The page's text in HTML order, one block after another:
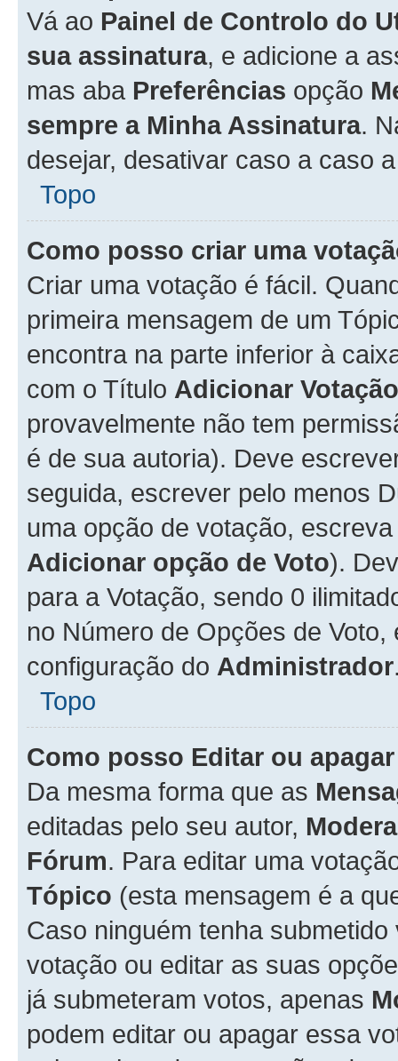
Vá ao Painel de Controlo do
sua assinatura, e adicione a
mas aba Preferências opção
sempre a Minha Assinatura.
desejar, desativar caso a caso
Topo
Como posso criar uma
Criar uma votação é fácil.
primeira mensagem de um
encontra na parte inferior à
com o Título Adicionar Votação
provavelmente não tem
é de sua autoria). Deve
seguida, escrever pelo menos
uma opção de votação,
Adicionar opção de Voto).
para a Votação, sendo 0
no Número de Opções de
configuração do Administrador
Topo
Como posso Editar ou
Da mesma forma que as
editadas pelo seu autor,
Fórum. Para editar uma
Tópico (esta mensagem é a
Caso ninguém tenha
votação ou editar as suas
já submeteram votos, apenas
podem editar ou apagar essa